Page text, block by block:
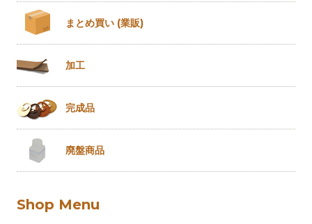
まとめ買い (業販)
加工
完成品
廃盤商品
Shop Menu